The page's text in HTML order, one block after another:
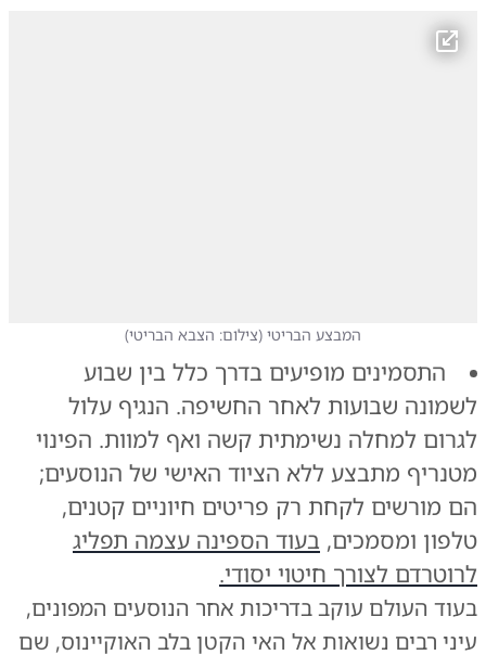
המבצע הבריטי (צילום: הצבא הבריטי)
התסמינים מופיעים בדרך כלל בין שבוע
לשמונה שבועות לאחר החשיפה. הנגיף עלול
לגרום למחלה נשימתית קשה ואף למוות. הפינוי
מטנריף מתבצע ללא הציוד האישי של הנוסעים;
הם מורשים לקחת רק פריטים חיוניים קטנים,
טלפון ומסמכים, בעוד הספינה עצמה תפליג
לרוטרדם לצורך חיטוי יסודי.
בעוד העולם עוקב בדריכות אחר הנוסעים המפונים,
עיני רבים נשואות אל האי הקטן בלב האוקיינוס, שם